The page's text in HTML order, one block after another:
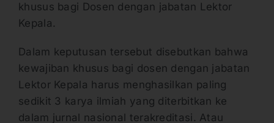
khusus bagi Dosen dengan jabatan Lektor
Kepala.
Dalam keputusan tersebut disebutkan bahwa
kewajiban khusus bagi dosen dengan jabatan
Lektor Kepala harus menghasilkan paling
sedikit 3 karya ilmiah yang diterbitkan ke
dalam jurnal nasional terakreditasi. Atau